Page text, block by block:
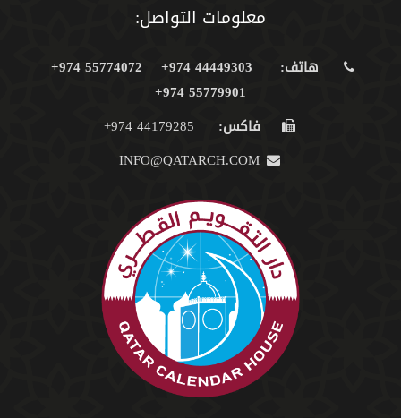
معلومات التواصل:
هاتف: 44449303 974+
55774072 974+
55779901 974+
فاكس: